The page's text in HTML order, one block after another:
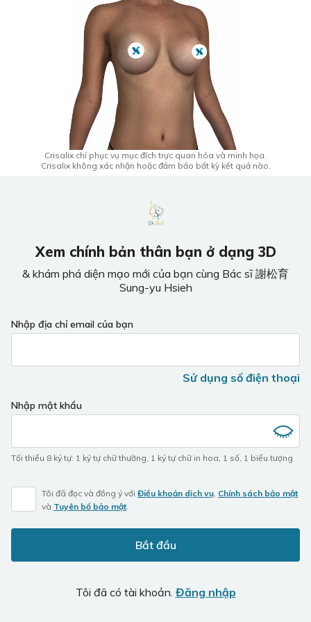
Crisalix chỉ phục vụ mục đích trực quan hóa và minh họa.
Crisalix không xác nhận hoặc đảm bảo bất kỳ kết quả nào.
Xem chính bản thân bạn ở dạng 3D
& khám phá diện mạo mới của bạn cùng Bác sĩ 謝松育
Sung-yu Hsieh
If
a
ignore
this
Nhập địa chỉ email của bạn
Sử dụng số điện thoại
Nhập mật khẩu
Tối thiểu 8 ký tự: 1 ký tự chữ thường, 1 ký tự chữ in hoa, 1 số, 1 biểu tượng
Tôi đã đọc và đồng ý với Điều khoản dịch vụ, Chính sách bảo mật
và Tuyên bố bảo mật.
Bắt đầu
Tôi đã có tài khoản. Đăng nhập